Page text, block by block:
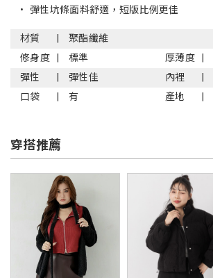
• 彈性坑條面料舒適，短版比例更佳
材質
聚酯纖維
修身度
標準 厚薄度
彈性
彈性佳 內裡
口袋
有 產地
穿搭推薦